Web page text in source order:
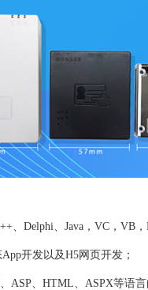
、Delphi、Java，VC，VB
开发以及H5网页开发；
ASP、HTML、ASPX等语